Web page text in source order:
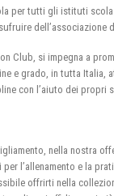
per tutti gli istituti
dell’associazione
Club, si impegna a
e grado, in tutta Italia,
con l’aiuto dei propri
nella nostra
l’allenamento e la
offrirti nella